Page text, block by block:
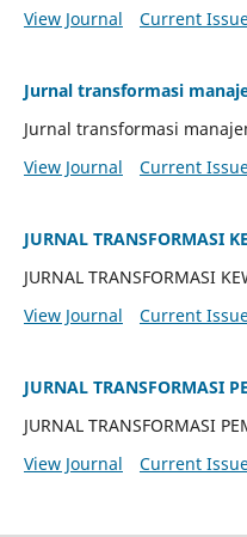
View Journal
Current
Jurnal transformasi
Jurnal transformasi
View Journal
Current
JURNAL TRANSFORMASI
JURNAL TRANSFORMASI
View Journal
Current
JURNAL TRANSFORMASI
JURNAL TRANSFORMASI
View Journal
Current